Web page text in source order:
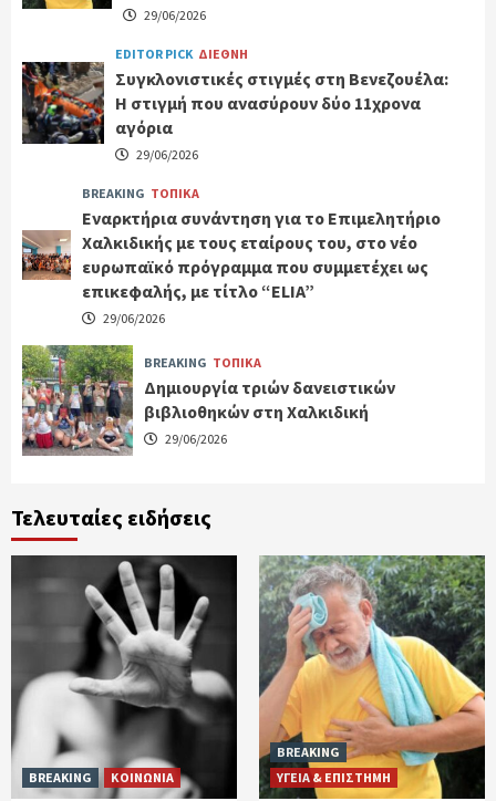
29/06/2026
EDITOR PICK ΔΙΕΘΝΗ
Συγκλονιστικές στιγμές στη Βενεζουέλα:
Η στιγμή που ανασύρουν δύο 11χρονα
αγόρια
29/06/2026
BREAKING ΤΟΠΙΚΑ
Εναρκτήρια συνάντηση για το Επιμελητήριο
Χαλκιδικής με τους εταίρους του, στο νέο
ευρωπαϊκό πρόγραμμα που συμμετέχει ως
επικεφαλής, με τίτλο “ELIA”
29/06/2026
BREAKING ΤΟΠΙΚΑ
Δημιουργία τριών δανειστικών
βιβλιοθηκών στη Χαλκιδική
29/06/2026
Τελευταίες ειδήσεις
BREAKING ΚΟΙΝΩΝΙΑ
BREAKING
ΥΓΕΙΑ & ΕΠΙΣΤΗΜΗ